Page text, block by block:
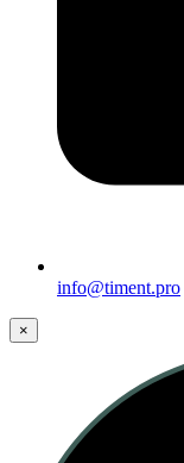
info@timent.pro
×